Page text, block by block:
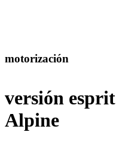
motorización
versión esprit
Alpine